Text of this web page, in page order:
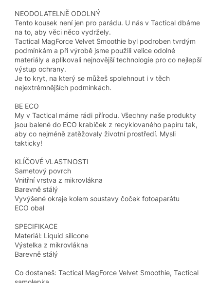
NEODOLATELNĚ ODOLNÝ
Tento kousek není jen pro parádu. U nás v Tactical dbáme
na to, aby věci něco vydržely.
Tactical MagForce Velvet Smoothie byl podroben tvrdým
podmínkám a při výrobě jsme použili velice odolné
materiály a aplikovali nejnovější technologie pro co nejlepší
výstup ochrany.
Je to kryt, na který se můžeš spolehnout i v těch
nejextrémnějších podmínkách.
BE ECO
My v Tactical máme rádi přírodu. Všechny naše produkty
jsou balené do ECO krabiček z recyklovaného papíru tak,
aby co nejméně zatěžovaly životní prostředí. Mysli
takticky!
KLÍČOVÉ VLASTNOSTI
Sametový povrch
Vnitřní vrstva z mikrovlákna
Barevně stálý
Vyvýšené okraje kolem soustavy čoček fotoaparátu
ECO obal
SPECIFIKACE
Materiál: Liquid silicone
Výstelka z mikrovlákna
Barevně stálý
Co dostaneš: Tactical MagForce Velvet Smoothie, Tactical